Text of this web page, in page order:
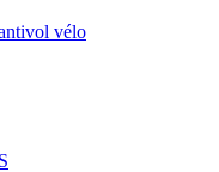
vélo